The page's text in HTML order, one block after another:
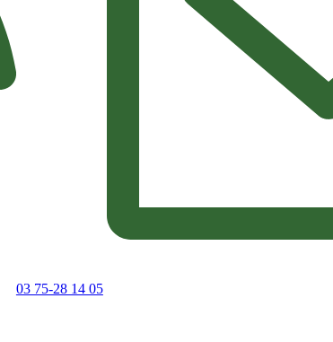
03 75-28 14 05